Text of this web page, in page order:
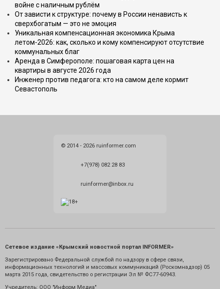
войне с наличным рублём
От зависти к структуре: почему в России ненависть к
сверхбогатым — это не эмоция
Уникальная компенсационная экономика Крыма
летом-2026: как, сколько и кому компенсируют отсутствие
коммунальных благ
Аренда в Симферополе: пошаговая карта цен на
квартиры в августе 2026 года
Инженер против педагога: кто на самом деле кормит
Севастополь
© 2014 - 2026 ruinformer.com
+7(978) 082 28 83
ruinformer@inbox.ru
Сетевое издание «Крымский новостной портал INFORMER»
Зарегистрировано Федеральной службой по надзору в сфере связи,
информационных технологий и массовых коммуникаций (Роскомнадзор) 05
марта 2015 года, свидетельство о регистрации Эл № ФС77-60943.
Учредитель: ООО "Информ Медиа"